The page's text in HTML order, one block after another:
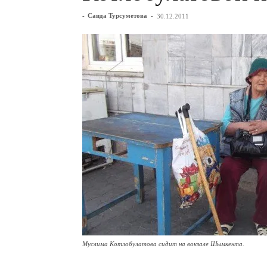
- Саида Турсуметова - 30.12.2011
Муслима Котлобулатова сидит на вокзале Шымкента.